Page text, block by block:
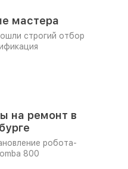
мастера
строгий отбор
на ремонт в
робота-
800